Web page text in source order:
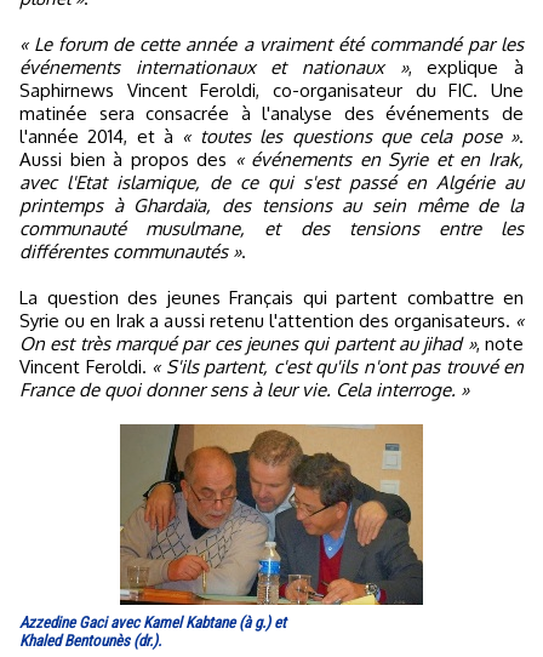
« Le forum de cette année a vraiment été commandé par les
événements internationaux et nationaux », explique à
Saphirnews Vincent Feroldi, co-organisateur du FIC. Une
matinée sera consacrée à l'analyse des événements de
l'année 2014, et à « toutes les questions que cela pose ».
Aussi bien à propos des « événements en Syrie et en Irak,
avec l'Etat islamique, de ce qui s'est passé en Algérie au
printemps à Ghardaïa, des tensions au sein même de la
communauté musulmane, et des tensions entre les
différentes communautés ».
La question des jeunes Français qui partent combattre en
Syrie ou en Irak a aussi retenu l'attention des organisateurs. «
On est très marqué par ces jeunes qui partent au jihad », note
Vincent Feroldi. « S'ils partent, c'est qu'ils n'ont pas trouvé en
France de quoi donner sens à leur vie. Cela interroge. »
Azzedine Gaci avec Kamel Kabtane (à g.) et
Khaled Bentounès (dr.).